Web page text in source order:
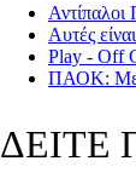
Αυτές
Play - Off
ΠΑΟΚ: Με
ΔΕΙΤΕ